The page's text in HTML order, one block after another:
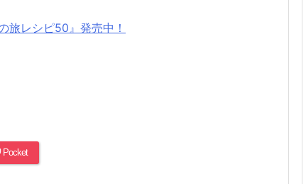
旅レシピ50』発売中！
Pocket